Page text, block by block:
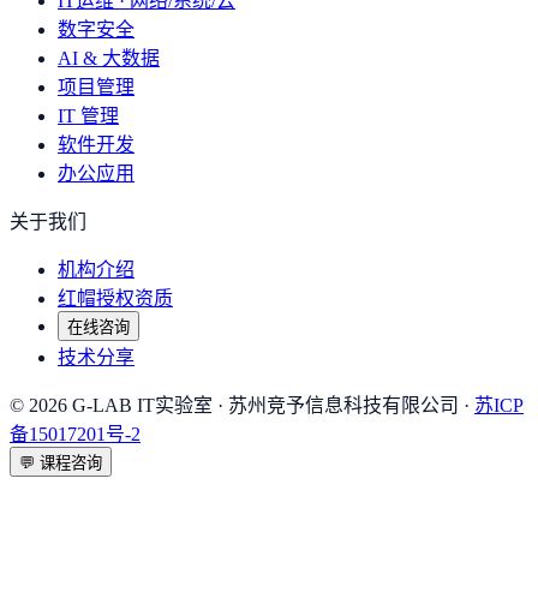
数字安全
AI & 大数据
项目管理
IT 管理
软件开发
办公应用
关于我们
机构介绍
红帽授权资质
在线咨询
技术分享
© 2026 G-LAB IT实验室 · 苏州竞予信息科技有限公司 · 苏ICP
备15017201号-2
💬 课程咨询